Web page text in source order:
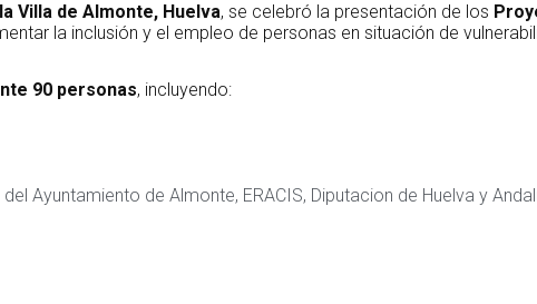
Villa de Almonte, Huelva, se celebró la presentación de los
la inclusión y el empleo de personas en situación de
90 personas, incluyendo:
Ayuntamiento de Almonte, ERACIS, Diputacion de Huelva y